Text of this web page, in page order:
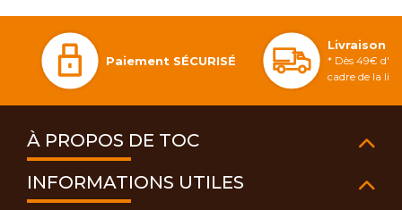
Paiement SÉCURISÉ
Livraison
* Dès 49€
cadre de la
À PROPOS DE TOC
INFORMATIONS UTILES